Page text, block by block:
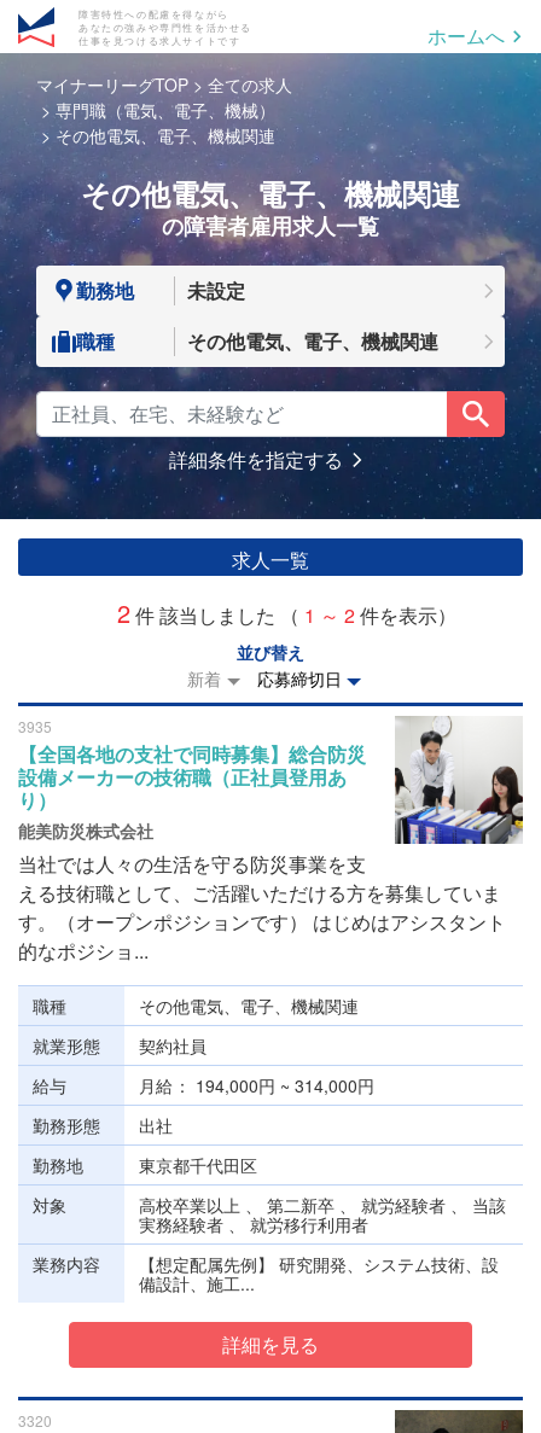
障害特性への配慮を得ながら
あなたの強みや専門性を活かせる
仕事を見つける求人サイトです
ホームへ
マイナーリーグTOP
全ての求人
専門職（電気、電子、機械）
その他電気、電子、機械関連
その他電気、電子、機械関連
の障害者雇用求人一覧
勤務地
未設定
職種
その他電気、電子、機械関連
詳細条件を指定する
求人一覧
2件 該当しました （ 1 ～ 2件を表示）
並び替え
新着
応募締切日
3935
【全国各地の支社で同時募集】総合防災
設備メーカーの技術職（正社員登用あ
り）
能美防災株式会社
当社では人々の生活を守る防災事業を支
える技術職として、ご活躍いただける方を募集していま
す。（オープンポジションです） はじめはアシスタント
的なポジショ...
職種
その他電気、電子、機械関連
就業形態
契約社員
給与
月給
194,000円 ~ 314,000円
勤務形態
出社
勤務地
東京都千代田区
対象
高校卒業以上 、 第二新卒 、 就労経験者 、 当該
実務経験者 、 就労移行利用者
業務内容
【想定配属先例】 研究開発、システム技術、設
備設計、施工...
詳細を見る
3320